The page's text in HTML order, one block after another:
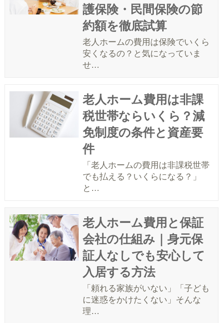
護保険・民間保険の節
約額を徹底試算
老人ホームの費用は保険でいくら
安くなるの？と気になっていま
せ…
老人ホーム費用は非課
税世帯ならいくら？減
免制度の条件と資産要
件
「老人ホームの費用は非課税世帯
でも払える？いくらになる？」
と…
老人ホーム費用と保証
会社の仕組み｜身元保
証人なしでも安心して
入居する方法
「頼れる家族がいない」「子ども
に迷惑をかけたくない」そんな
理…